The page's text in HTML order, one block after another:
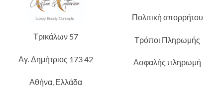
Τρικάλων 57
Αγ. Δημήτριος 173 42
Αθήνα, Ελλάδα
Πολιτική απορρήτου
Τρόποι Πληρωμής
Ασφαλής πληρωμή